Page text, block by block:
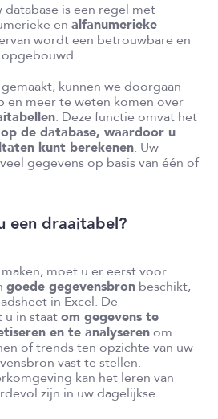
is een regel met
en alfanumerieke
wordt een betrouwbare en
kunnen we doorgaan
en meer te weten komen over
. Deze functie omvat het
de database, waardoor u
kunt berekenen. Uw
gegevens op basis van één of
een draaitabel?
moet u er eerst voor
goede gegevensbron beschikt,
in Excel. De
in staatom gegevens te
en te analyserenom
of trends ten opzichte van uw
vast te stellen.
kan het leren van
zijn in uw dagelijkse